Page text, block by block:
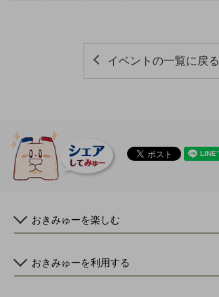
イベントの一覧に戻る
おきみゅーを楽しむ
おきみゅーを利用する